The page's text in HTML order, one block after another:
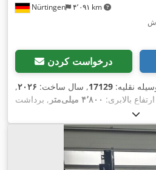
Nürtingen ۴٬۰۹۱ km
درخواست کردن
نقلیه: 17129, سال ساخت: ۲۰۲۶,
بالابری: ۴٬۸۰۰ میلی‌متر
, برداشت
ثقل بار:
سازه:۲٬۲۱۵ میلی‌متر
, ولتاژ باتری:
, اندازه لاستیک جلو:
non marking
, سایز تایر عقب:
۳٬۲۹۰ کیلوگرم,